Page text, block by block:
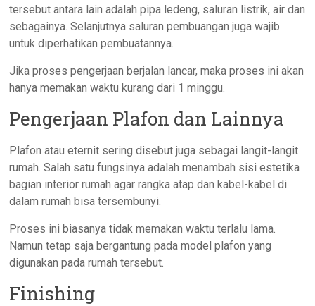
tersebut antara lain adalah pipa ledeng, saluran listrik, air dan
sebagainya. Selanjutnya saluran pembuangan juga wajib
untuk diperhatikan pembuatannya.
Jika proses pengerjaan berjalan lancar, maka proses ini akan
hanya memakan waktu kurang dari 1 minggu.
Pengerjaan Plafon dan Lainnya
Plafon atau eternit sering disebut juga sebagai langit-langit
rumah. Salah satu fungsinya adalah menambah sisi estetika
bagian interior rumah agar rangka atap dan kabel-kabel di
dalam rumah bisa tersembunyi.
Proses ini biasanya tidak memakan waktu terlalu lama.
Namun tetap saja bergantung pada model plafon yang
digunakan pada rumah tersebut.
Finishing